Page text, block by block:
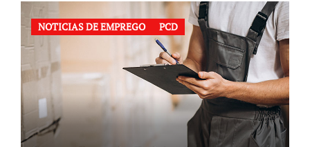
NOTICIAS DE EMPREGO PCD